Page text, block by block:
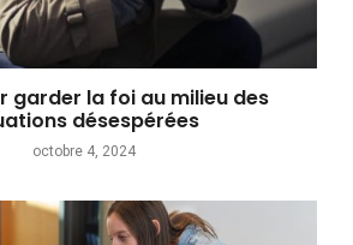
garder la foi au milieu des
désespérées
octobre 4, 2024